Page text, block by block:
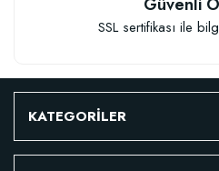
SSL sertifikası ile
KATEGORİLER